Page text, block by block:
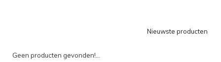
Nieuwste producten
Geen producten gevonden!...